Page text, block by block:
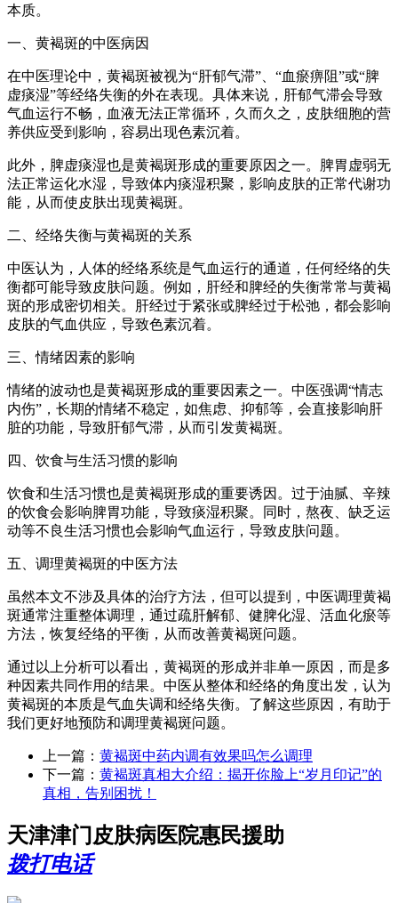
本质。
一、黄褐斑的中医病因
在中医理论中，黄褐斑被视为“肝郁气滞”、“血瘀痹阻”或“脾
虚痰湿”等经络失衡的外在表现。具体来说，肝郁气滞会导致
气血运行不畅，血液无法正常循环，久而久之，皮肤细胞的营
养供应受到影响，容易出现色素沉着。
此外，脾虚痰湿也是黄褐斑形成的重要原因之一。脾胃虚弱无
法正常运化水湿，导致体内痰湿积聚，影响皮肤的正常代谢功
能，从而使皮肤出现黄褐斑。
二、经络失衡与黄褐斑的关系
中医认为，人体的经络系统是气血运行的通道，任何经络的失
衡都可能导致皮肤问题。例如，肝经和脾经的失衡常常与黄褐
斑的形成密切相关。肝经过于紧张或脾经过于松弛，都会影响
皮肤的气血供应，导致色素沉着。
三、情绪因素的影响
情绪的波动也是黄褐斑形成的重要因素之一。中医强调“情志
内伤”，长期的情绪不稳定，如焦虑、抑郁等，会直接影响肝
脏的功能，导致肝郁气滞，从而引发黄褐斑。
四、饮食与生活习惯的影响
饮食和生活习惯也是黄褐斑形成的重要诱因。过于油腻、辛辣
的饮食会影响脾胃功能，导致痰湿积聚。同时，熬夜、缺乏运
动等不良生活习惯也会影响气血运行，导致皮肤问题。
五、调理黄褐斑的中医方法
虽然本文不涉及具体的治疗方法，但可以提到，中医调理黄褐
斑通常注重整体调理，通过疏肝解郁、健脾化湿、活血化瘀等
方法，恢复经络的平衡，从而改善黄褐斑问题。
通过以上分析可以看出，黄褐斑的形成并非单一原因，而是多
种因素共同作用的结果。中医从整体和经络的角度出发，认为
黄褐斑的本质是气血失调和经络失衡。了解这些原因，有助于
我们更好地预防和调理黄褐斑问题。
上一篇： 黄褐斑中药内调有效果吗怎么调理
下一篇： 黄褐斑真相大介绍：揭开你脸上“岁月印记”的
真相，告别困扰！
天津津门皮肤病医院惠民援助
拨打电话